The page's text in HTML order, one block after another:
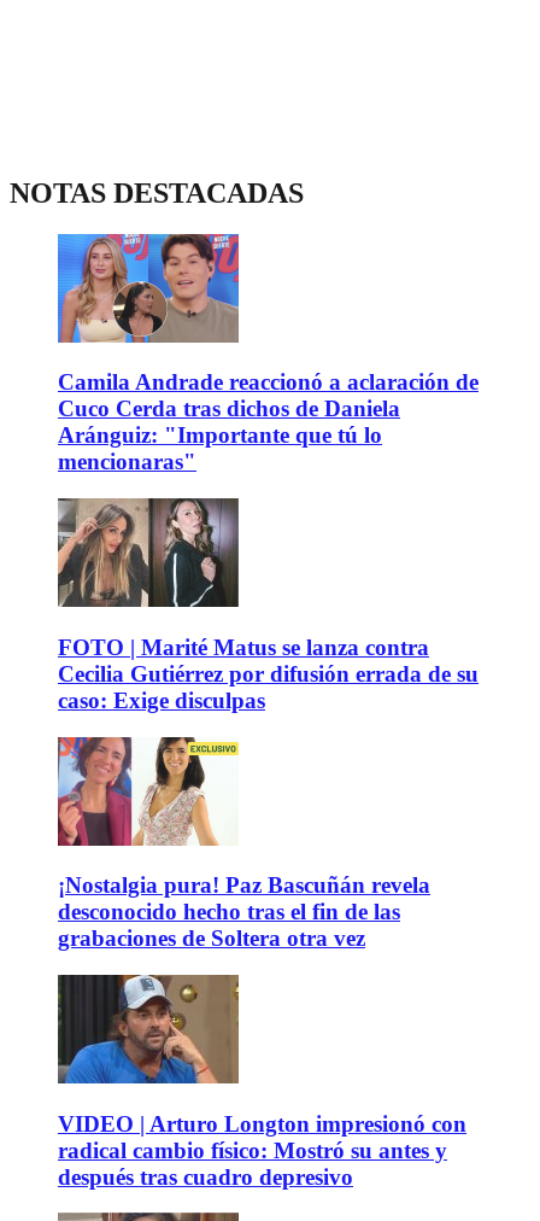
NOTAS DESTACADAS
Camila Andrade reaccionó a aclaración de
Cuco Cerda tras dichos de Daniela
Aránguiz: "Importante que tú lo
mencionaras"
FOTO | Marité Matus se lanza contra
Cecilia Gutiérrez por difusión errada de su
caso: Exige disculpas
¡Nostalgia pura! Paz Bascuñán revela
desconocido hecho tras el fin de las
grabaciones de Soltera otra vez
VIDEO | Arturo Longton impresionó con
radical cambio físico: Mostró su antes y
después tras cuadro depresivo